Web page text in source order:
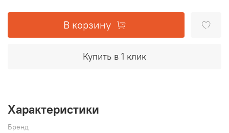
В корзину
Купить в 1 клик
Характеристики
Бренд